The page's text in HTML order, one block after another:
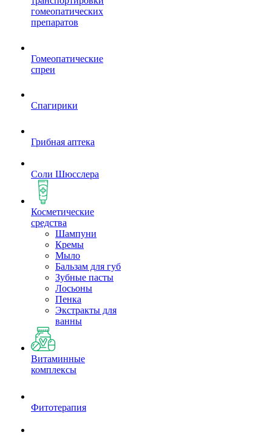
гомеопатических
препаратов
Гомеопатические
спреи
Спагирики
Грибная аптека
Соли Шюсслера
Косметические
средства
Шампуни
Кремы
Мыло
Бальзам для губ
Зубные пасты
Лосьоны
Пенка
Экстракты для
ванны
Витаминные
комплексы
Фитотерапия